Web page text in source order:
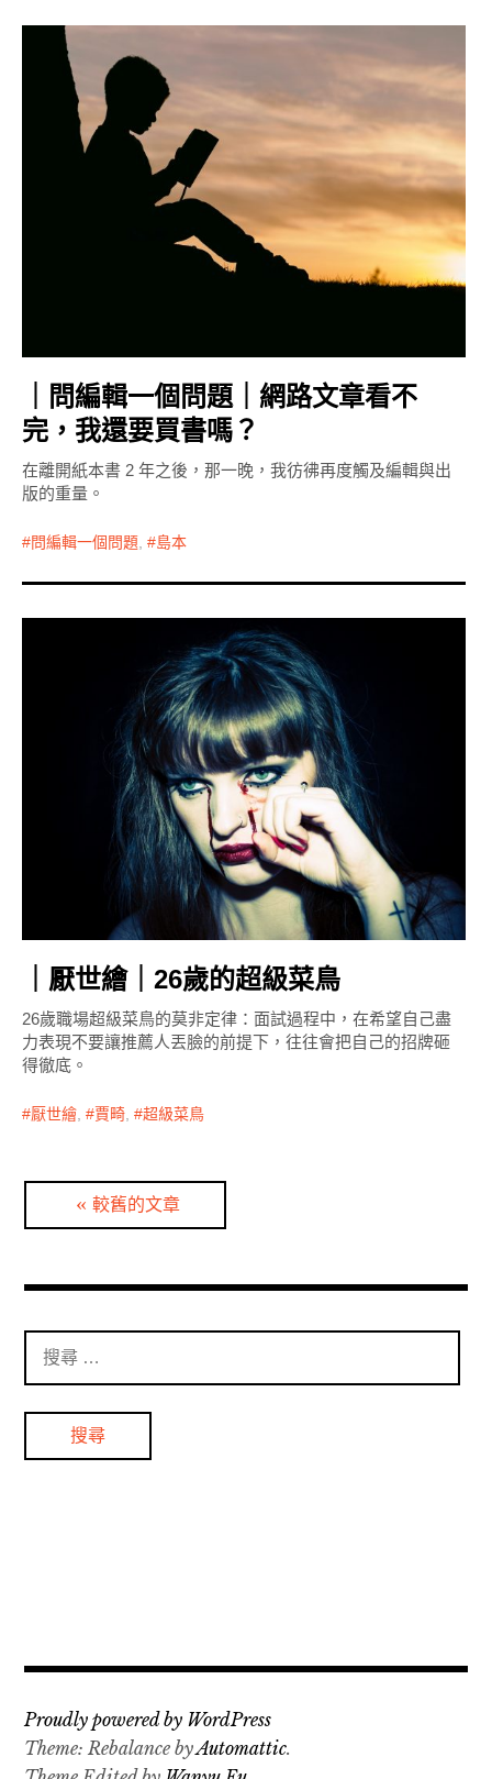
｜問編輯一個問題｜網路文章看不
完，我還要買書嗎？
在離開紙本書 2 年之後，那一晚，我彷彿再度觸及編輯與出
版的重量。
問編輯一個問題, 島本
｜厭世繪｜26歲的超級菜鳥
26歲職場超級菜鳥的莫非定律：面試過程中，在希望自己盡
力表現不要讓推薦人丟臉的前提下，往往會把自己的招牌砸
得徹底。
厭世繪 , 賈畸 , 超級菜鳥
分
頁
較舊的文章
Proudly powered by WordPress
Theme: Rebalance byAutomattic.